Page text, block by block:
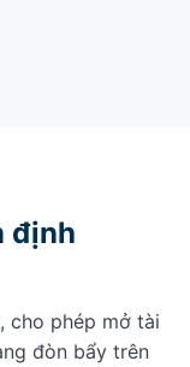
định
cho phép mở tài
đòn bẩy trên